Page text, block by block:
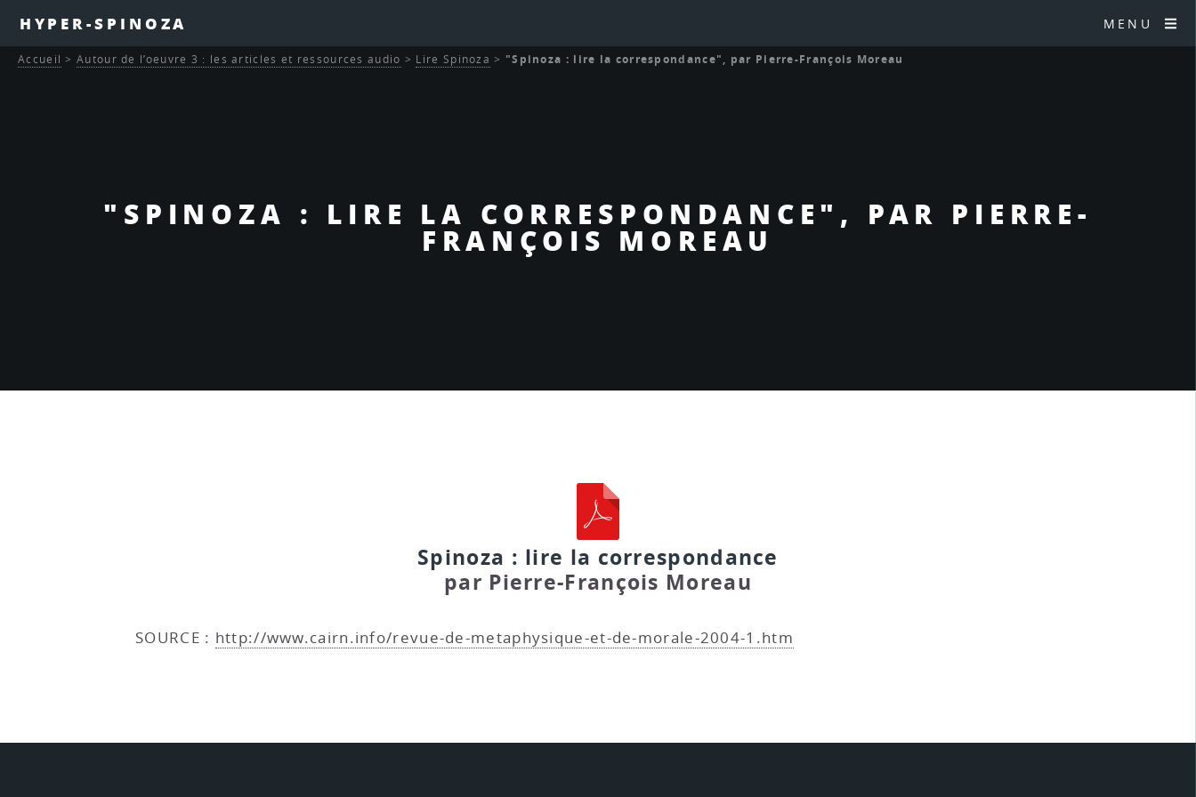
HYPER-SPINOZA MENU
"SPINOZA : LIRE LA CORRESPONDANCE", PAR PIERRE-
FRANÇOIS MOREAU
Accueil >Autour de l’oeuvre 3 : les articles et ressources audio > Lire Spinoza > "Spinoza : lire la correspondance", par Pierre-François Moreau
Spinoza : lire la correspondance
par Pierre-François Moreau
SOURCE : http://www.cairn.info/revue-de-metaphysique-et-de-morale-2004-1.htm